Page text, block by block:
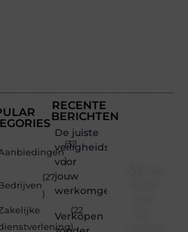
(32
)
(27
)
(22
)
RECENTE
BERICHTEN
De juiste
veiligheidsschoenen
voor
jouw
werkomgeving
Verkopen